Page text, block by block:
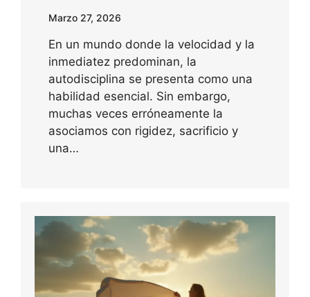
Marzo 27, 2026
En un mundo donde la velocidad y la
inmediatez predominan, la
autodisciplina se presenta como una
habilidad esencial. Sin embargo,
muchas veces erróneamente la
asociamos con rigidez, sacrificio y
una…